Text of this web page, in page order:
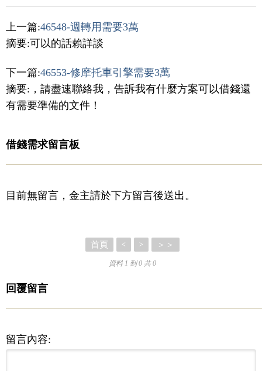
上一篇:46548-週轉用需要3萬
摘要:可以的話賴詳談
下一篇:46553-修摩托車引擎需要3萬
摘要:，請盡速聯絡我，告訴我有什麼方案可以借錢還
有需要準備的文件！
借錢需求留言板
目前無留言，金主請於下方留言後送出。
首頁 < > ＞＞
資料 1 到 0 共 0
回覆留言
留言內容: